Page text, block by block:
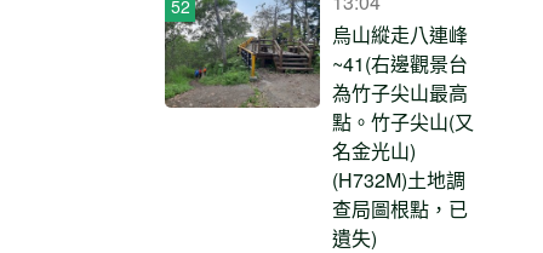
烏山縱走八連峰
~41(右邊觀景台
為竹子尖山最高
點。竹子尖山(又
名金光山)
(H732M)土地調
查局圖根點，已
遺失)